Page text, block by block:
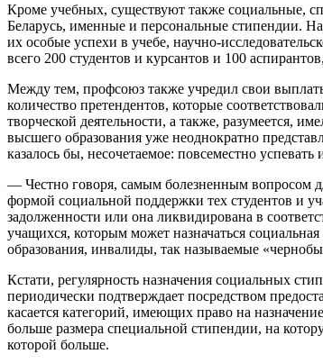
Кроме учебных, существуют также социальные,
Беларусь, именные и персональные стипендии.
их особые успехи в учебе, научно-
всего 200 студентов и курсантов и 100
Между тем, профсоюз также учредил свои
количество претендентов, которые
творческой деятельности, а также, разумеется,
высшего образования уже неоднократно
казалось бы, несочетаемое: повсеместно
— Честно говоря, самым болезненным вопросом
формой социальной поддержки тех студентов и
задолженности или она ликвидирована в
учащихся, которым может назначаться
образования, инвалиды, так называемые
Кстати, регулярность назначения социальных
периодически подтверждает посредством
касается категорий, имеющих право на
больше размера специальной стипендии, на
которой больше.